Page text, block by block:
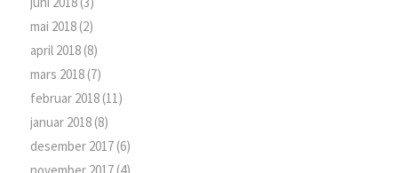
mai 2018(2)
april 2018(8)
mars 2018(7)
februar 2018(11)
januar 2018(8)
desember 2017(6)